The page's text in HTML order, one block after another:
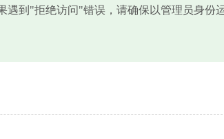
遇到"拒绝访问"错误，请确保以管理员身份